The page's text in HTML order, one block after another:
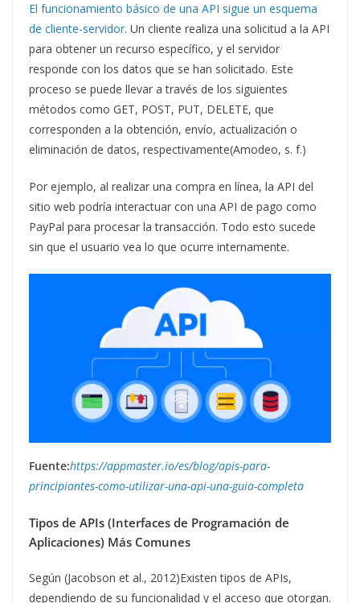
El funcionamiento básico de una API sigue un esquema
de cliente-servidor. Un cliente realiza una solicitud a la API
para obtener un recurso específico, y el servidor
responde con los datos que se han solicitado. Este
proceso se puede llevar a través de los siguientes
métodos como GET, POST, PUT, DELETE, que
corresponden a la obtención, envío, actualización o
eliminación de datos, respectivamente(Amodeo, s. f.)
Por ejemplo, al realizar una compra en línea, la API del
sitio web podría interactuar con una API de pago como
PayPal para procesar la transacción. Todo esto sucede
sin que el usuario vea lo que ocurre internamente.
Fuente:https://appmaster.io/es/blog/apis-para-
principiantes-como-utilizar-una-api-una-guia-completa
Tipos de APIs (Interfaces de Programación de
Aplicaciones) Más Comunes
Según (Jacobson et al., 2012)Existen tipos de APIs,
dependiendo de su funcionalidad y el acceso que otorgan.